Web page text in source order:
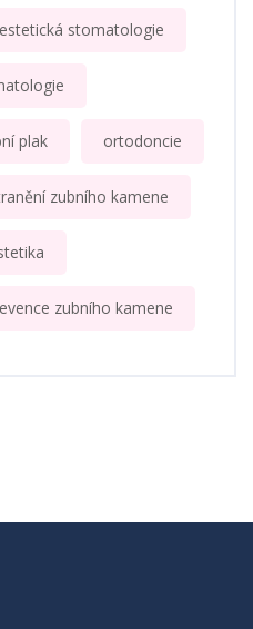
estetická stomatologie
plak ortodoncie
zubního kamene
zubního kamene